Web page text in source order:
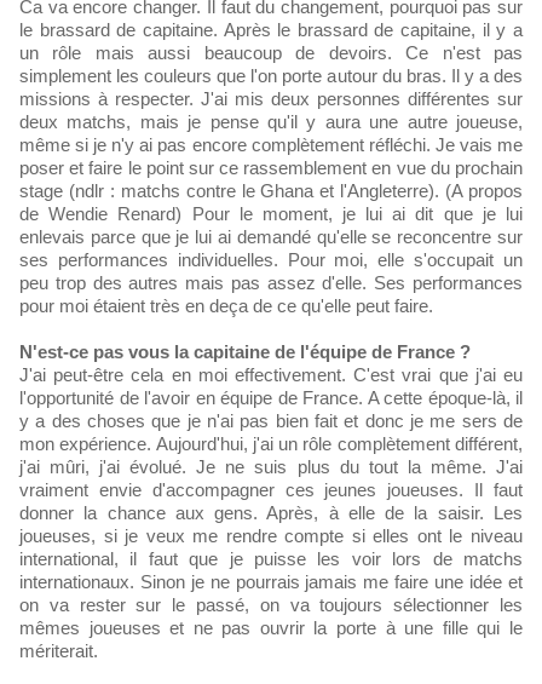
Ca va encore changer. Il faut du changement, pourquoi pas sur
le brassard de capitaine. Après le brassard de capitaine, il y a
un rôle mais aussi beaucoup de devoirs. Ce n'est pas
simplement les couleurs que l'on porte autour du bras. Il y a des
missions à respecter. J'ai mis deux personnes différentes sur
deux matchs, mais je pense qu'il y aura une autre joueuse,
même si je n'y ai pas encore complètement réfléchi. Je vais me
poser et faire le point sur ce rassemblement en vue du prochain
stage (ndlr : matchs contre le Ghana et l'Angleterre). (A propos
de Wendie Renard) Pour le moment, je lui ai dit que je lui
enlevais parce que je lui ai demandé qu'elle se reconcentre sur
ses performances individuelles. Pour moi, elle s'occupait un
peu trop des autres mais pas assez d'elle. Ses performances
pour moi étaient très en deça de ce qu'elle peut faire.
N'est-ce pas vous la capitaine de l'équipe de France ?
J'ai peut-être cela en moi effectivement. C'est vrai que j'ai eu
l'opportunité de l'avoir en équipe de France. A cette époque-là, il
y a des choses que je n'ai pas bien fait et donc je me sers de
mon expérience. Aujourd'hui, j'ai un rôle complètement différent,
j'ai mûri, j'ai évolué. Je ne suis plus du tout la même. J'ai
vraiment envie d'accompagner ces jeunes joueuses. Il faut
donner la chance aux gens. Après, à elle de la saisir. Les
joueuses, si je veux me rendre compte si elles ont le niveau
international, il faut que je puisse les voir lors de matchs
internationaux. Sinon je ne pourrais jamais me faire une idée et
on va rester sur le passé, on va toujours sélectionner les
mêmes joueuses et ne pas ouvrir la porte à une fille qui le
mériterait.